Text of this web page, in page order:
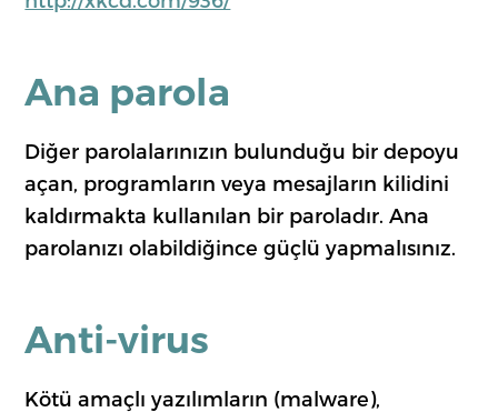
Ana parola
Diğer parolalarınızın bulunduğu bir depoyu
açan, programların veya mesajların kilidini
kaldırmakta kullanılan bir paroladır. Ana
parolanızı olabildiğince güçlü yapmalısınız.
Anti-virus
Kötü amaçlı yazılımların (malware),